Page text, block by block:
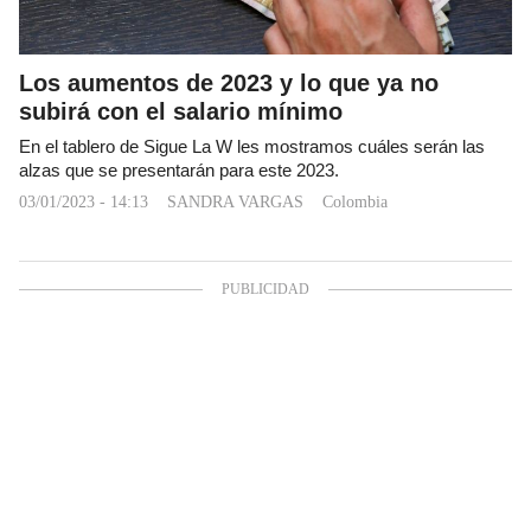
Los aumentos de 2023 y lo que ya no
subirá con el salario mínimo
En el tablero de Sigue La W les mostramos cuáles serán las
alzas que se presentarán para este 2023.
03/01/2023 - 14:13 SANDRA VARGAS Colombia